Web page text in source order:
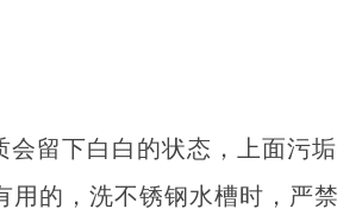
留下白白的状态，上面污
的，洗不锈钢水槽时，严